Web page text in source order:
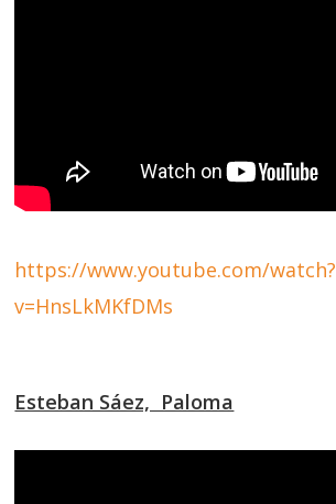
https://www.youtube.com/watch?
v=HnsLkMKfDMs
Esteban Sáez, Paloma